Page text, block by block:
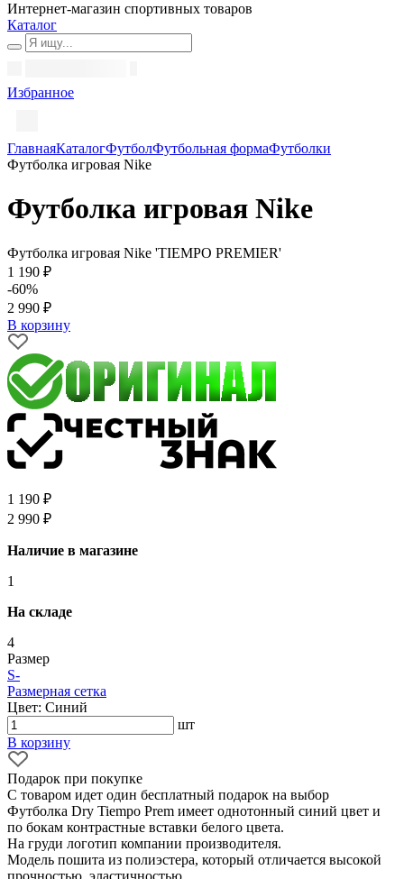
Интернет-магазин спортивных товаров
Каталог
Избранное
ГлавнаяКаталогФутболФутбольная формаФутболки
Футболка игровая Nike
Футболка игровая Nike
Футболка игровая Nike 'TIEMPO PREMIER'
1 190 ₽
-60%
2 990 ₽
В корзину
1 190 ₽
2 990 ₽
Наличие в магазине
1
На складе
4
Размер
S-
Размерная сетка
Цвет: Синий
шт
В корзину
Подарок при покупке
С товаром идет один бесплатный подарок на выбор
Футболка Dry Tiempo Prem имеет однотонный синий цвет и
по бокам контрастные вставки белого цвета.
На груди логотип компании производителя.
Модель пошита из полиэстера, который отличается высокой
прочностью, эластичностью.